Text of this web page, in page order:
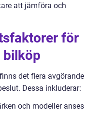
att jämföra och
för
bilköp
det flera avgörande
Dessa inkluderar:
och modeller anses